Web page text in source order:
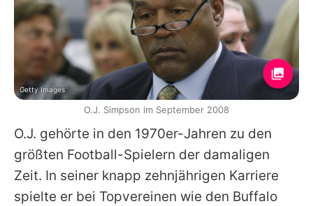
O.J. gehörte in den 1970er-Jahren zu den
größten Football-Spielern der damaligen
Zeit. In seiner knapp zehnjährigen Karriere
spielte er bei Topvereinen wie den Buffalo
Getty Images
O.J. Simpson im September 2008